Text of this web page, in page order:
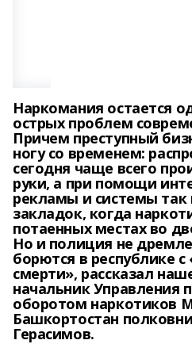
Наркомания остается
острых проблем
Причем преступный
ногу со временем:
сегодня чаще всего
руки, а при помощи
рекламы и системы
закладок, когда
потаенных местах во
Но и полиция не
борются в республике
смерти», рассказал
начальник Управления
оборотом наркотиков
Башкортостан
Герасимов.